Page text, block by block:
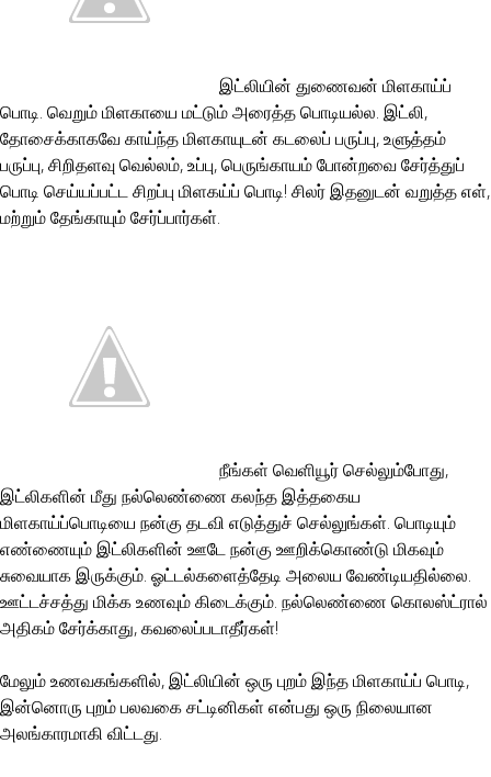
இட்லியின் துணைவன் மிளகாய்ப்
பொடி. வெறும் மிளகாயை மட்டும் அரைத்த பொடியல்ல. இட்லி,
தோசைக்காகவே காய்ந்த மிளகாயுடன் கடலைப் பருப்பு, உளுத்தம்
பருப்பு, சிறிதளவு வெல்லம், உப்பு, பெருங்காயம் போன்றவை சேர்த்துப்
பொடி செய்யப்பட்ட சிறப்பு மிளகய்ப் பொடி! சிலர் இதனுடன் வறுத்த எள்,
மற்றும் தேங்காயும் சேர்ப்பார்கள்.
நீங்கள் வெளியூர் செல்லும்போது,
இட்லிகளின் மீது நல்லெண்ணை கலந்த இத்தகைய
மிளகாய்ப்பொடியை நன்கு தடவி எடுத்துச் செல்லுங்கள். பொடியும்
எண்ணையும் இட்லிகளின் ஊடே நன்கு ஊறிக்கொண்டு மிகவும்
சுவையாக இருக்கும். ஓட்டல்களைத்தேடி அலைய வேண்டியதில்லை.
ஊட்டச்சத்து மிக்க உணவும் கிடைக்கும். நல்லெண்ணை கொலஸ்ட்ரால்
அதிகம் சேர்க்காது, கவலைப்படாதீர்கள்!
மேலும் உணவகங்களில், இட்லியின் ஒரு புறம் இந்த மிளகாய்ப் பொடி,
இன்னொரு புறம் பலவகை சட்டினிகள் என்பது ஒரு நிலையான
அலங்காரமாகி விட்டது.